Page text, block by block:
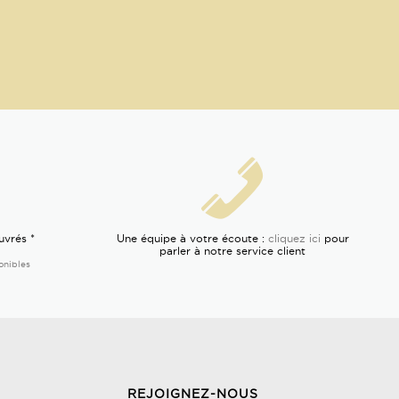
* Une équipe à votre écoute : cliquez ici pour
parler à notre service client
REJOIGNEZ-NOUS